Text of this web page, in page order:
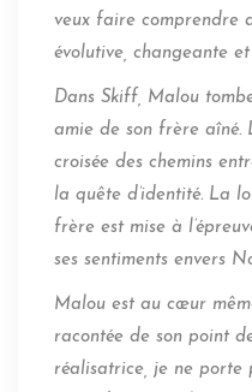
veux faire comprendre
évolutive, changeante
Dans Skiff, Malou
amie de son frère aîné.
croisée des chemins
la quête d’identité. La
frère est mise à
ses sentiments envers
Malou est au cœur
racontée de son point
réalisatrice, je ne porte